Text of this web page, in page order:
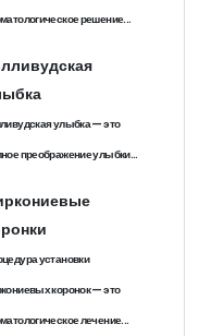
решение...
улыбка — это
преображение улыбки...
установки
коронок — это
лечение...